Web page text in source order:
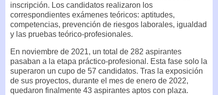
inscripción. Los candidatos realizaron los
correspondientes exámenes teóricos: aptitudes,
competencias, prevención de riesgos laborales, igualdad
y las pruebas teórico-profesionales.
En noviembre de 2021, un total de 282 aspirantes
pasaban a la etapa práctico-profesional. Esta fase solo la
superaron un cupo de 57 candidatos. Tras la exposición
de sus proyectos, durante el mes de enero de 2022,
quedaron finalmente 43 aspirantes aptos con plaza.